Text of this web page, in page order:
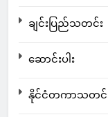
ချင်းပြည်သတင်း
ဆောင်းပါး
နိုင်ငံတကာသတင်